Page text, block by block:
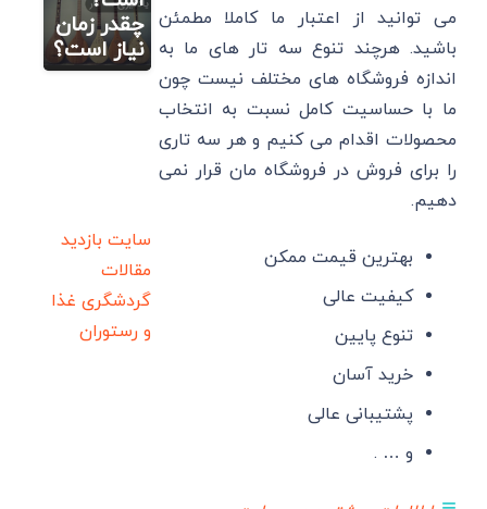
می توانید از اعتبار ما کاملا مطمئن
باشید. هرچند تنوع سه تار های ما به
اندازه فروشگاه های مختلف نیست چون
ما با حساسیت کامل نسبت به انتخاب
محصولات اقدام می کنیم و هر سه تاری
را برای فروش در فروشگاه مان قرار نمی
دهیم.
بهترین قیمت ممکن
کیفیت عالی
تنوع پایین
خرید آسان
پشتیبانی عالی
و … .
چقدر زمان
نیاز است؟
سایت بازدید
مقالات
گردشگری غذا
و رستوران